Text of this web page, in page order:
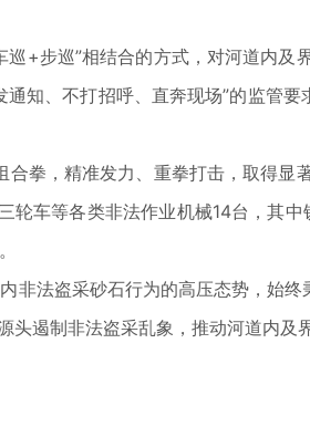
步巡”相结合的方式，对河道内及
知、不打招呼、直奔现场”的监管
，精准发力、重拳打击，取得显
车等各类非法作业机械14台，其
法盗采砂石行为的高压态势，始终
头遏制非法盗采乱象，推动河道内